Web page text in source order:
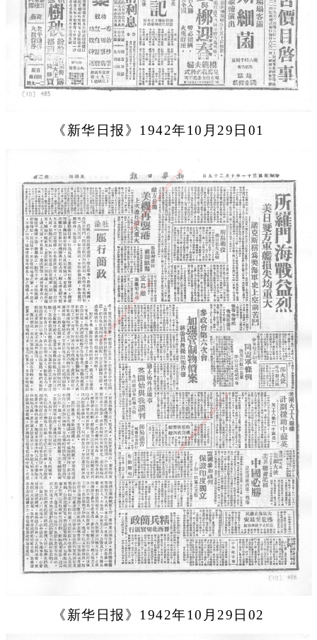
《新华日报》1942年10月29日01
《新华日报》1942年10月29日02